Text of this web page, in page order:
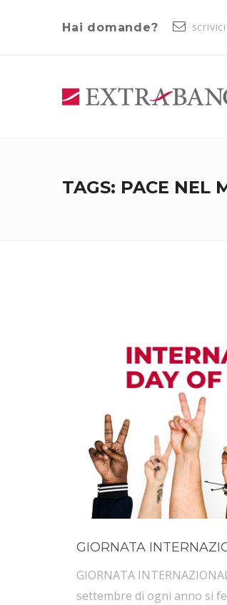
Hai domande? scrivici
TAGS: PACE NEL
GIORNATA
GIORNATA
settembre di ogni anno si